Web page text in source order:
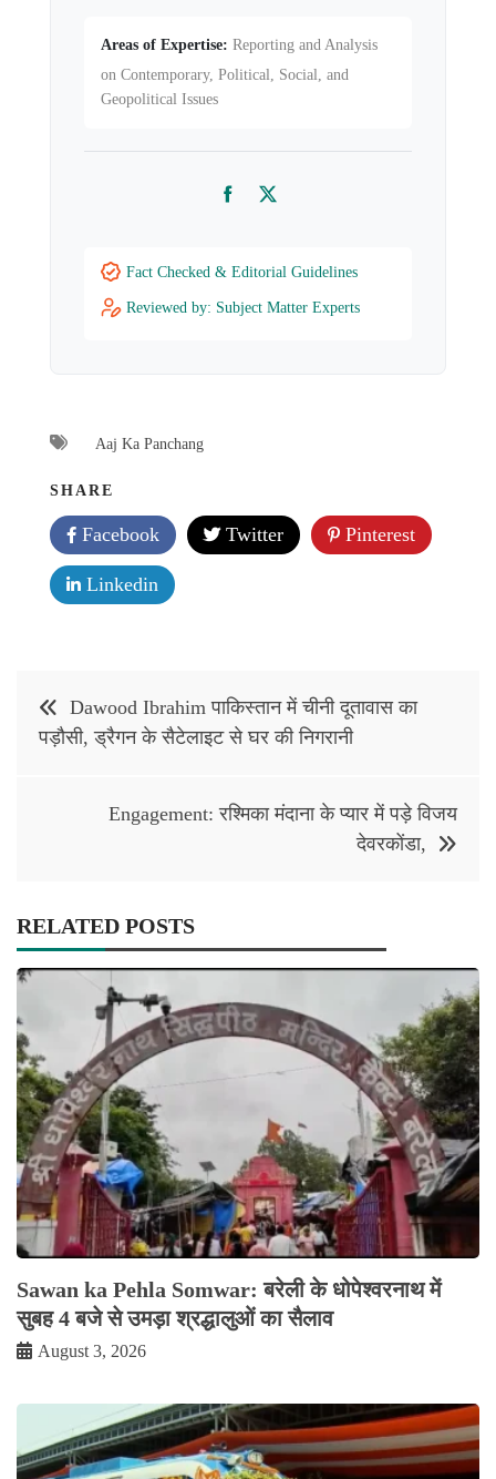
Areas of Expertise: Reporting and Analysis
on Contemporary, Political, Social, and
Geopolitical Issues
FacebookTwitter
Fact Checked & Editorial Guidelines
Reviewed by: Subject Matter Experts
Aaj Ka Panchang
SHARE
Facebook Twitter Pinterest
Linkedin
navigation
Dawood Ibrahim पाकिस्तान में चीनी दूतावास का
पड़ौसी, ड्रैगन के सैटेलाइट से घर की निगरानी
Engagement: रश्मिका मंदाना के प्यार में पड़े विजय
देवरकोंडा,
RELATED POSTS
Sawan ka Pehla Somwar: बरेली के धोपेश्वरनाथ में
सुबह 4 बजे से उमड़ा श्रद्धालुओं का सैलाव
August 3, 2026